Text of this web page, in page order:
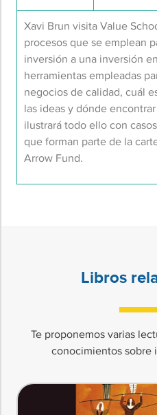
Xavi Brun visitaValue
procesos que se emplean
inversión a una inversión
herramientas empleadas
negocios de calidad, cuál
las ideas y dónde
ilustrará todo ello con
queforman parte de la
Arrow Fund.
Libros
Te proponemos varias
conocimientos sobre